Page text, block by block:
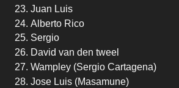
Juan Luis
Alberto Rico
Sergio
David van den tweel
Wampley (Sergio Cartagena)
Jose Luis (Masamune)